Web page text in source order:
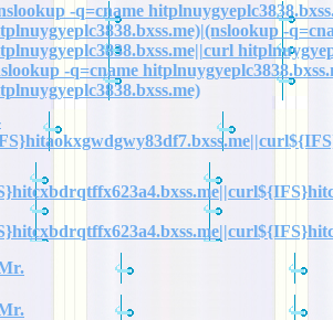
-q=cname
-
-q=cname